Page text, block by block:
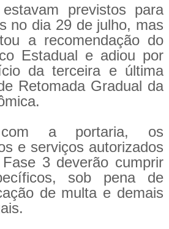
previstos para
no dia 29 de julho, mas
a recomendação do
Estadual e adiou por
da terceira e última
Retomada Gradual da
a portaria, os
e serviços autorizados
3 deverão cumprir
sob pena de
de multa e demais